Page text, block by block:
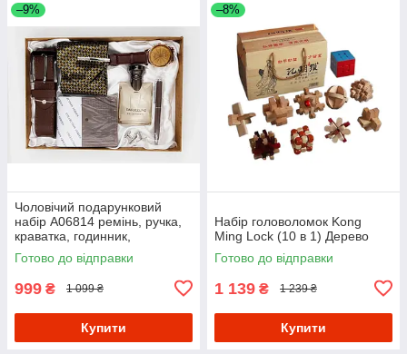
–9%
Чоловічий подарунковий
набір A06814 ремінь, ручка,
краватка, годинник,
парфуми, запонки
Коричневий
Готово до відправки
999 ₴ 1 099 ₴
Купити
–8%
Набір головоломок Kong
Ming Lock (10 в 1) Дерево
Готово до відправки
1 139 ₴ 1 239 ₴
Купити